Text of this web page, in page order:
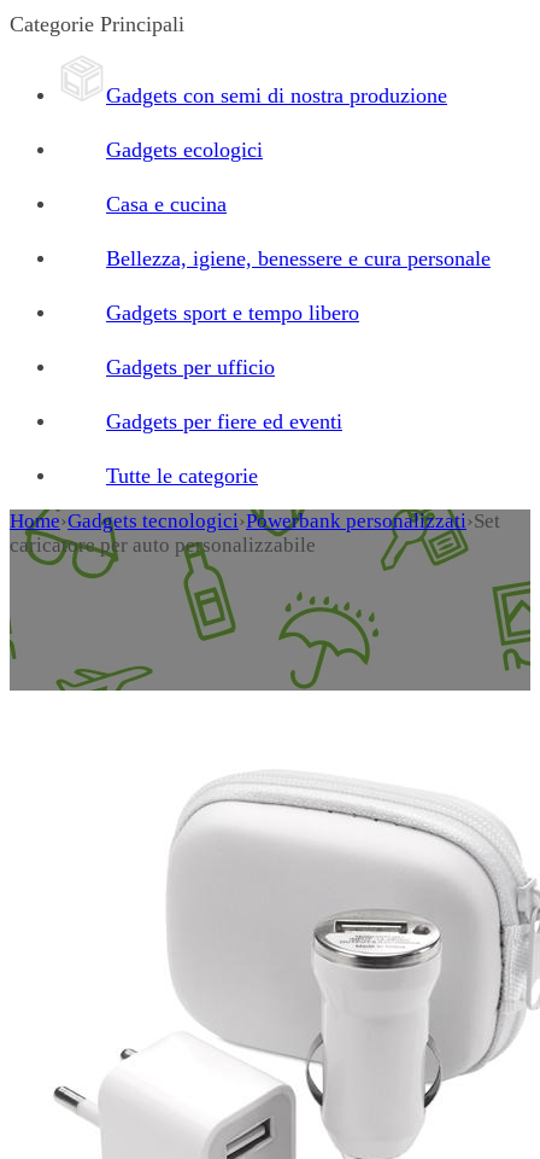
Categorie Principali
Gadgets con semi di nostra produzione
Gadgets ecologici
Casa e cucina
Bellezza, igiene, benessere e cura personale
Gadgets sport e tempo libero
Gadgets per ufficio
Gadgets per fiere ed eventi
Tutte le categorie
Home›Gadgets tecnologici›Powerbank personalizzati›Set
caricatore per auto personalizzabile